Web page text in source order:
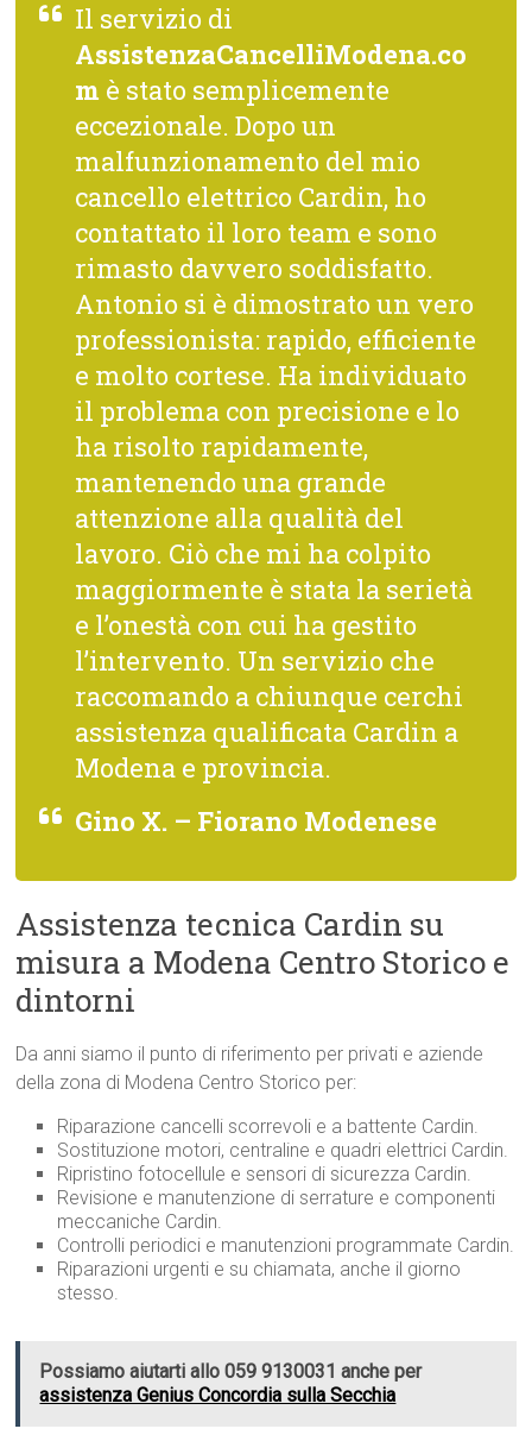
Il servizio di
AssistenzaCancelliModena.co
m è stato semplicemente
eccezionale. Dopo un
malfunzionamento del mio
cancello elettrico Cardin, ho
contattato il loro team e sono
rimasto davvero soddisfatto.
Antonio si è dimostrato un vero
professionista: rapido, efficiente
e molto cortese. Ha individuato
il problema con precisione e lo
ha risolto rapidamente,
mantenendo una grande
attenzione alla qualità del
lavoro. Ciò che mi ha colpito
maggiormente è stata la serietà
e l’onestà con cui ha gestito
l’intervento. Un servizio che
raccomando a chiunque cerchi
assistenza qualificata Cardin a
Modena e provincia.
Gino X. – Fiorano Modenese
Assistenza tecnica Cardin su
misura a Modena Centro Storico e
dintorni
Da anni siamo il punto di riferimento per privati e aziende
della zona di Modena Centro Storico per:
Riparazione cancelli scorrevoli e a battente Cardin.
Sostituzione motori, centraline e quadri elettrici Cardin.
Ripristino fotocellule e sensori di sicurezza Cardin.
Revisione e manutenzione di serrature e componenti
meccaniche Cardin.
Controlli periodici e manutenzioni programmate Cardin.
Riparazioni urgenti e su chiamata, anche il giorno
stesso.
Possiamo aiutarti allo 059 9130031 anche per
assistenza Genius Concordia sulla Secchia